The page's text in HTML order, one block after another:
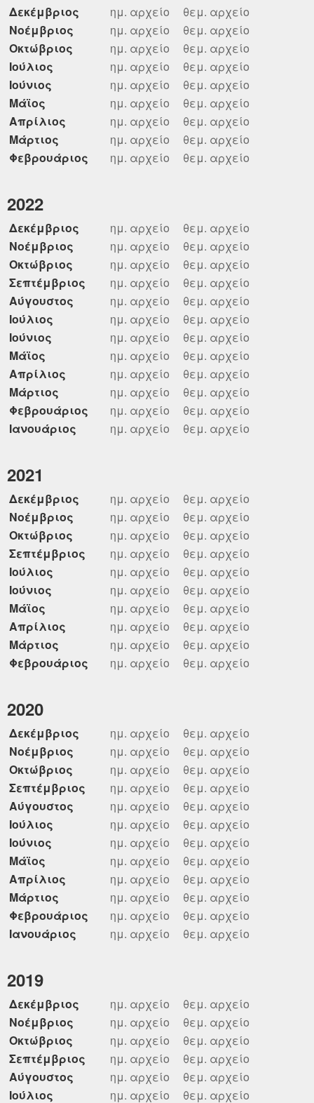
Δεκέμβριος ημ. αρχείο
θεμ. αρχείο
Νοέμβριος
ημ. αρχείο
θεμ. αρχείο
Οκτώβριος
ημ. αρχείο
θεμ. αρχείο
Ιούλιος
ημ. αρχείο
θεμ. αρχείο
Ιούνιος
ημ. αρχείο
θεμ. αρχείο
Μάϊος
ημ. αρχείο
θεμ. αρχείο
Απρίλιος
ημ. αρχείο
θεμ. αρχείο
Μάρτιος
ημ. αρχείο
θεμ. αρχείο
Φεβρουάριος
ημ. αρχείο θεμ. αρχείο
2022
Δεκέμβριος ημ. αρχείο
θεμ. αρχείο
Νοέμβριος
ημ. αρχείο
θεμ. αρχείο
Οκτώβριος
ημ. αρχείο
θεμ. αρχείο
Σεπτέμβριος
ημ. αρχείο
θεμ. αρχείο
Αύγουστος
ημ. αρχείο
θεμ. αρχείο
Ιούλιος
ημ. αρχείο
θεμ. αρχείο
Ιούνιος
ημ. αρχείο
θεμ. αρχείο
Μάϊος
ημ. αρχείο
θεμ. αρχείο
Απρίλιος
ημ. αρχείο
θεμ. αρχείο
Μάρτιος
ημ. αρχείο
θεμ. αρχείο
Φεβρουάριος
ημ. αρχείο
θεμ. αρχείο
Ιανουάριος
ημ. αρχείο θεμ. αρχείο
2021
Δεκέμβριος ημ. αρχείο
θεμ. αρχείο
Νοέμβριος
ημ. αρχείο
θεμ. αρχείο
Οκτώβριος
ημ. αρχείο
θεμ. αρχείο
Σεπτέμβριος
ημ. αρχείο
θεμ. αρχείο
Ιούλιος
ημ. αρχείο
θεμ. αρχείο
Ιούνιος
ημ. αρχείο
θεμ. αρχείο
Μάϊος
ημ. αρχείο
θεμ. αρχείο
Απρίλιος
ημ. αρχείο
θεμ. αρχείο
Μάρτιος
ημ. αρχείο
θεμ. αρχείο
Φεβρουάριος
ημ. αρχείο θεμ. αρχείο
2020
Δεκέμβριος ημ. αρχείο
θεμ. αρχείο
Νοέμβριος
ημ. αρχείο
θεμ. αρχείο
Οκτώβριος
ημ. αρχείο
θεμ. αρχείο
Σεπτέμβριος
ημ. αρχείο
θεμ. αρχείο
Αύγουστος
ημ. αρχείο
θεμ. αρχείο
Ιούλιος
ημ. αρχείο
θεμ. αρχείο
Ιούνιος
ημ. αρχείο
θεμ. αρχείο
Μάϊος
ημ. αρχείο
θεμ. αρχείο
Απρίλιος
ημ. αρχείο
θεμ. αρχείο
Μάρτιος
ημ. αρχείο
θεμ. αρχείο
Φεβρουάριος
ημ. αρχείο
θεμ. αρχείο
Ιανουάριος
ημ. αρχείο θεμ. αρχείο
2019
Δεκέμβριος ημ. αρχείο
θεμ. αρχείο
Νοέμβριος
ημ. αρχείο
θεμ. αρχείο
Οκτώβριος
ημ. αρχείο
θεμ. αρχείο
Σεπτέμβριος
ημ. αρχείο
θεμ. αρχείο
Αύγουστος
ημ. αρχείο
θεμ. αρχείο
Ιούλιος
ημ. αρχείο θεμ. αρχείο